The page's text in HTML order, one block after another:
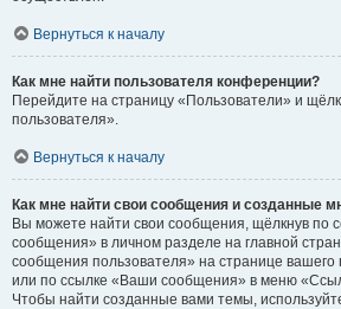
Вернуться к началу
Как мне найти пользователя конференции?
Перейдите на страницу «Пользователи» и
пользователя».
Вернуться к началу
Как мне найти свои сообщения и созданные
Вы можете найти свои сообщения, щёлкнув по
сообщения» в личном разделе на главной
сообщения пользователя» на странице
или по ссылке «Ваши сообщения» в меню
Чтобы найти созданные вами темы,